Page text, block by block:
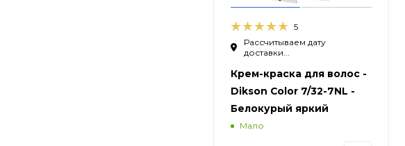
5
Рассчитываем дату
доставки...
Крем-краска для волос -
Dikson Color 7/32-7NL -
Белокурый яркий
Мало